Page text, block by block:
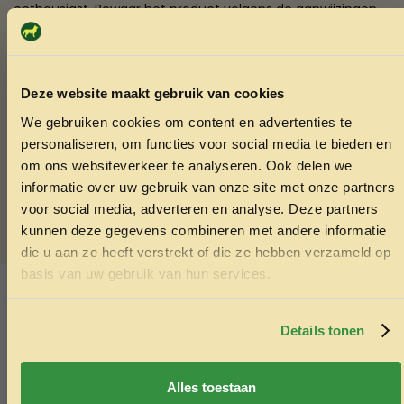
Deze website maakt gebruik van cookies
We gebruiken cookies om content en advertenties te
personaliseren, om functies voor social media te bieden en
om ons websiteverkeer te analyseren. Ook delen we
informatie over uw gebruik van onze site met onze partners
voor social media, adverteren en analyse. Deze partners
kunnen deze gegevens combineren met andere informatie
die u aan ze heeft verstrekt of die ze hebben verzameld op
basis van uw gebruik van hun services.
Details tonen
Alles toestaan
enthousiast. Bewaar het product volgens de aanwijzingen
op de verpakking.
Verzending & Afhalen
De Voskes Jelly Cups bestel je gemakkelijk online bij
Menno’s Dierenwereld. Laat de kattensnacks snel
thuisbezorgen of haal je bestelling bij ons af.
Trakteer jouw kat op een lekker hapje uit de zee. Bestel de
Voskes Jelly Cups en laat het gesmak maar beginnen!
SKU: 8711242933057
Categorieën: Blikvoer kat,Kattenvoer
ONTVANG 5% KORTING OP
JE EERSTE BESTELLING!
Ontvang korting
Door je in te schrijven ga je akkoord met het ontvangen van